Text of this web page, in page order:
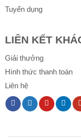
Tuyển dụng
LIÊN KẾT
Giải thưởng
Hình thức thanh toán
Liên hệ